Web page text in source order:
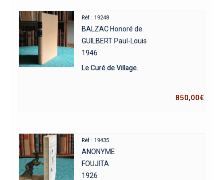
Réf : 19248
BALZAC Honoré de
GUILBERT Paul-Louis
1946
Le Curé de Village.
850,00€
Réf : 19435
ANONYME
FOUJITA
1926